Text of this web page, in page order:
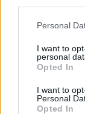
Personal
I want to
personal
Opted In
I want to
Personal
Opted In